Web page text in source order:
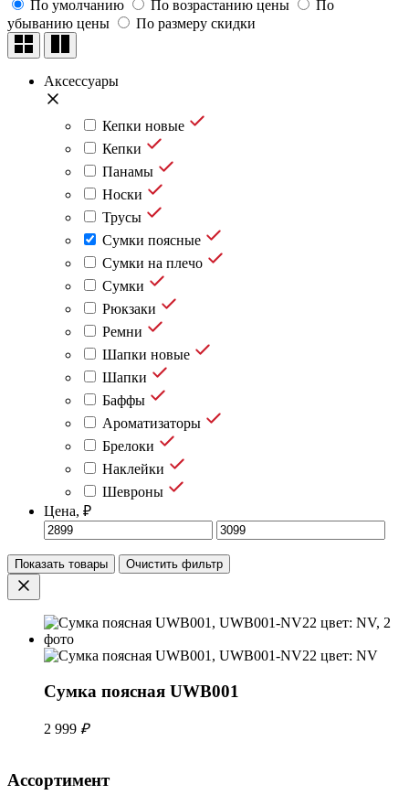
По умолчанию По возрастанию цены
По
убыванию цены
По размеру скидки
Аксессуары
Кепки новые
Кепки
Панамы
Носки
Трусы
Сумки поясные
Сумки на плечо
Сумки
Рюкзаки
Ремни
Шапки новые
Шапки
Баффы
Ароматизаторы
Брелоки
Наклейки
Шевроны
Цена, ₽
Показать товары Очистить фильтр
Сумка поясная UWB001
2 999 ₽
Ассортимент